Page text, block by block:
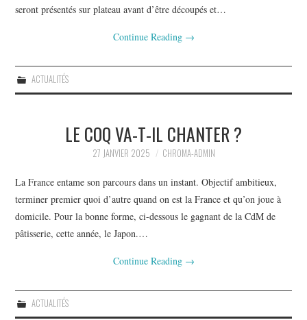
seront présentés sur plateau avant d’être découpés et…
Continue Reading →
ACTUALITÉS
LE COQ VA-T-IL CHANTER ?
27 JANVIER 2025 CHROMA-ADMIN
La France entame son parcours dans un instant. Objectif ambitieux,
terminer premier quoi d’autre quand on est la France et qu’on joue à
domicile. Pour la bonne forme, ci-dessous le gagnant de la CdM de
pâtisserie, cette année, le Japon.…
Continue Reading →
ACTUALITÉS